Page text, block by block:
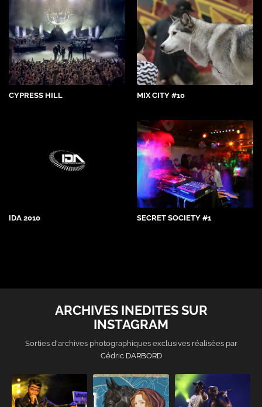
CYPRESS HILL MIX CITY #10
IDA 2010 SECRET SOCIETY #1
ARCHIVES INEDITES SUR
INSTAGRAM
Sorties d'archives photographiques exclusives réalisées par
Cédric DARBORD